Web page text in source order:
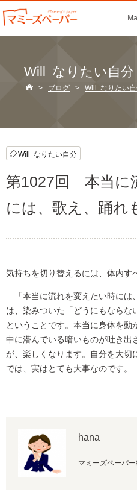
Will なりたい自分
 > ブログ > Will なりたい
Will なりたい自分
第1027回 本当に
には、歌え、踊れ
気持ちを切り替えるには、体内す
「本当に流れを変えたい時には
は、染みついた「どうにもならな
ということです。本当に身体を
中に潜んでいる暗いものが吐き出
が、楽しくなります。自分を大切
では、実はとても大事なのです。
hana
マミーズペーパ